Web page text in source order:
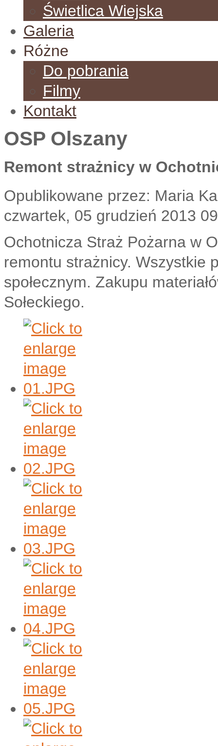
Świetlica Wiejska
Galeria
Różne
Do pobrania
Filmy
Kontakt
OSP Olszany
Remont strażnicy w
Opublikowane przez: Maria
czwartek, 05 grudzień 2013
Ochotnicza Straż Pożarna w
remontu strażnicy. Wszystkie
społecznym. Zakupu
Sołeckiego.